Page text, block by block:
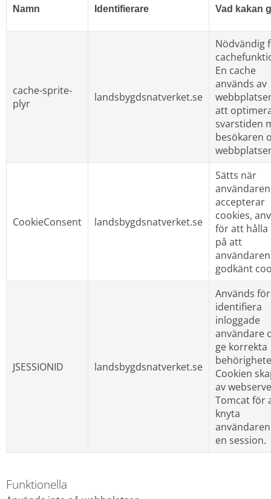
Namn Identifierare Vad kakan
cache-sprite-
plyr
landsbygdsnatverket.se
Nödvändig
En cache
används av
att
svarstiden
besökaren
CookieConsent landsbygdsnatverket.se
Sätts när
användaren
accepterar
cookies,
för att hålla
på att
användaren
godkänt
JSESSIONID landsbygdsnatverket.se
Används
identifiera
inloggade
användare
ge korrekta
Cookien
av
Tomcat för
knyta
en session.
Funktionella